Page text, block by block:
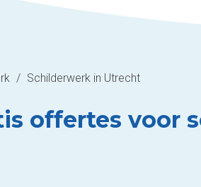
/ Schilderwerk in Utrecht
offertes voor